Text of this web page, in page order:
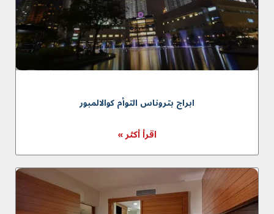
ابراج بتروناس التوأم كوالالمبور
اقرأ أكثر »